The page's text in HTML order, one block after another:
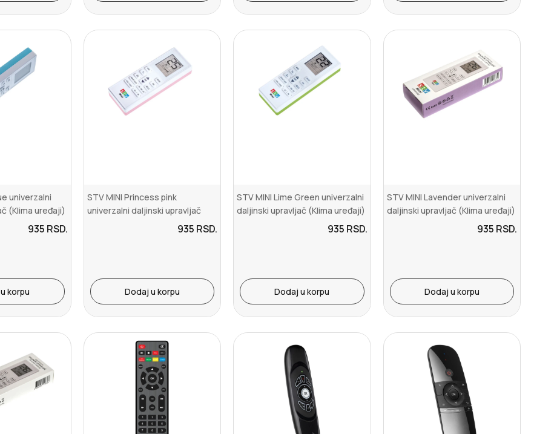
univerzalni
(Klima uređaji)
935 RSD.
korpu
STV MINI Princess pink
univerzalni daljinski upravljač
935 RSD.
Dodaj u korpu
STV MINI Lime Green univerzalni
daljinski upravljač (Klima uređaji)
935 RSD.
Dodaj u korpu
STV MINI Lavender univerzalni
daljinski upravljač (Klima uređaji)
935 RSD.
Dodaj u korpu